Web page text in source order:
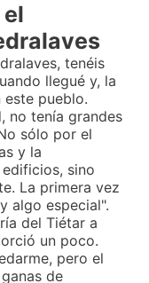
tenéis
llegué y, la
este pueblo.
no tenía grandes
sólo por el
y la
sino
La primera vez
algo especial".
del Tiétar a
un poco.
pero el
de